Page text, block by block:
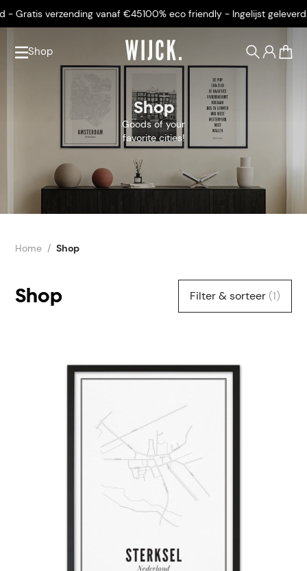
verzending vanaf €45100% eco friendly - Ingelijst geleverd -
Shop
Shop
Goods of your
favorite cities!
Home Shop
Shop Filter & sorteer (1)